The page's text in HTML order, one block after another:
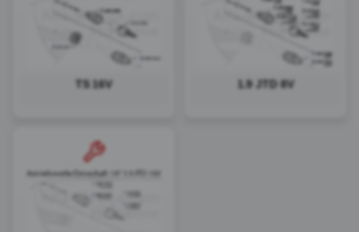
TS 16V 1.9 JTD 8V